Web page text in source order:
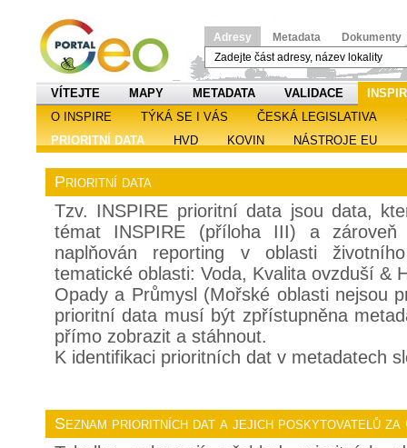
Adresy Metadata Dokumenty
VÍTEJTE MAPY METADATA VALIDACE
O INSPIRE
TÝKÁ SE I VÁS ČESKÁ LEGISLATIVA
PRIORITNÍ DATA
HVD KOVIN NÁSTROJE EU
Prioritní data
Tzv. INSPIRE prioritní data jsou data,
témat INSPIRE (příloha III) a
naplňován reporting v oblasti
tematické oblasti: Voda, Kvalita ovzduší &
Opady a Průmysl (Mořské oblasti nejsou
prioritní data musí být zpřístupněna
přímo zobrazit a stáhnout.
K identifikaci prioritních dat v metadatech
Seznam prioritních dat a jejich poskytovatelů za